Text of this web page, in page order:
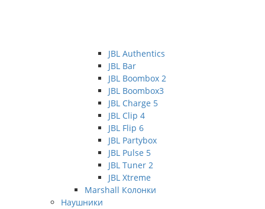
JBL Authentics
JBL Bar
JBL Boombox 2
JBL Boombox3
JBL Charge 5
JBL Clip 4
JBL Flip 6
JBL Partybox
JBL Pulse 5
JBL Tuner 2
JBL Xtreme
Marshall Колонки
Наушники